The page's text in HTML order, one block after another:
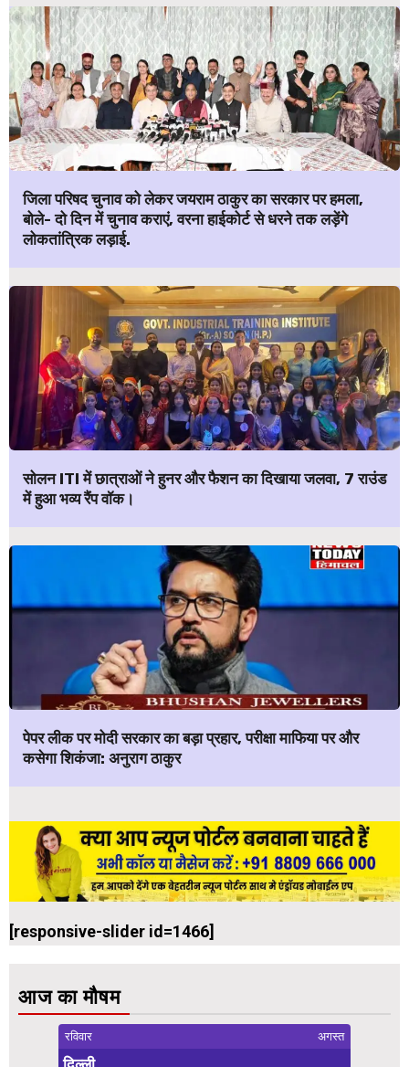
जिला परिषद चुनाव को लेकर जयराम ठाकुर का सरकार पर हमला,
बोले- दो दिन में चुनाव कराएं, वरना हाईकोर्ट से धरने तक लड़ेंगे
लोकतांत्रिक लड़ाई.
सोलन ITI में छात्राओं ने हुनर और फैशन का दिखाया जलवा, 7 राउंड
में हुआ भव्य रैंप वॉक।
पेपर लीक पर मोदी सरकार का बड़ा प्रहार, परीक्षा माफिया पर और
कसेगा शिकंजा: अनुराग ठाकुर
[responsive-slider id=1466]
आज का मौषम
रविवार अगस्त